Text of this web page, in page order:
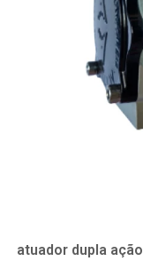
atuador dupla ação